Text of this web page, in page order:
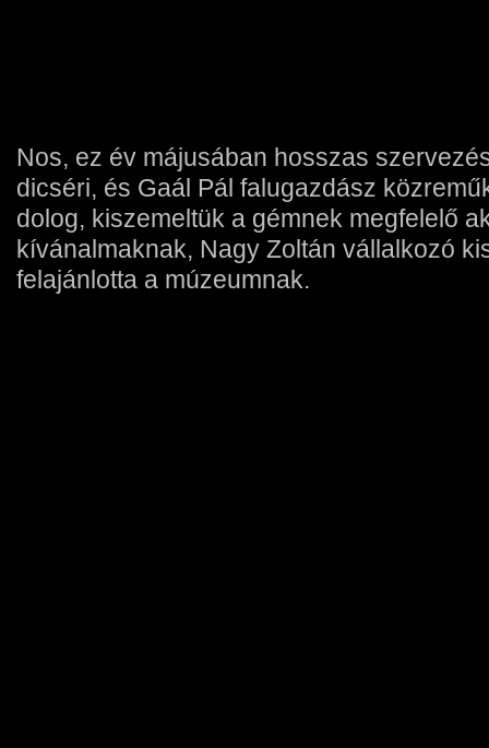
Nos, ez év májusában hosszas
dicséri, és Gaál Pál falugazdász
dolog, kiszemeltük a gémnek megfelelő
kívánalmaknak, Nagy Zoltán vállalkozó
felajánlotta a múzeumnak.